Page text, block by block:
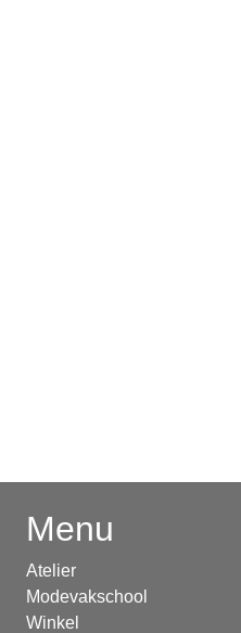
Menu
Atelier
Modevakschool
Winkel